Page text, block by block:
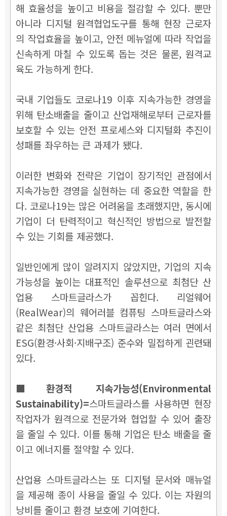
해 효율성을 높이고 비용을 절감할 수 있다. 뿐만
아니라 디지털 원격협업도구를 통해 현장 근로자
의 작업효율을 높이고, 안전 메뉴얼에 따라 작업을
신속하게 마칠 수 있도록 돕는 것은 물론, 원격교
육도 가능하게 한다.
국내 기업들도 코로나19 이후 지속가능한 경영을
위해 탄소배출을 줄이고 산업재해로부터 근로자를
보호할 수 있는 안전 프로세스와 디지털화 추진이
성패를 좌우하는 큰 과제가 됐다.
이러한 변화와 전략은 기업이 장기적인 관점에서
지속가능한 경영을 실현하는 데 중요한 역할을 한
다. 코로나19는 많은 어려움을 초래했지만, 동시에
기업이 더 탄력적이고 혁신적인 방법으로 발전할
수 있는 기회를 제공했다.
일반인에게 많이 알려지지 않았지만, 기업의 지속
가능성을 높이는 대표적인 솔루션으로 최첨단 산
업용 스마트글라스가 꼽힌다. 리얼웨어
(RealWear)의 웨어러블 컴퓨팅 스마트글라스와
같은 최첨단 산업용 스마트글라스는 여러 면에서
ESG(환경·사회·지배구조) 준수와 밀접하게 괸련돼
있다.
■환경적 지속가능성(Environmental
Sustainability)=스마트글라스를 사용하면 현장
작업자가 원격으로 전문가와 협업할 수 있어 출장
을 줄일 수 있다. 이를 통해 기업은 탄소 배출을 줄
이고 에너지를 절약할 수 있다.
산업용 스마트글라스는 또 디지털 문서와 매뉴얼
을 제공해 종이 사용을 줄일 수 있다. 이는 자원의
낭비를 줄이고 환경 보호에 기여한다.